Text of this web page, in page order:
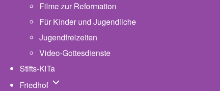
Filme zur Reformation
Für Kinder und Jugendliche
Jugendfreizeiten
Video-Gottesdienste
Stifts-KiTa
Friedhof Unternavigation von Friedhof